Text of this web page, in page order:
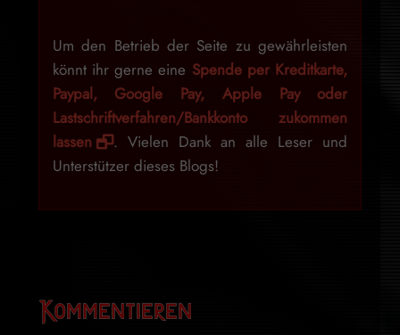
Um den Betrieb der Seite zu gewährleisten
könnt ihr gerne eine Spende per Kreditkarte,
Paypal, Google Pay, Apple Pay oder
Lastschriftverfahren/Bankkonto zukommen
lassen
. Vielen Dank an alle Leser und
Unterstützer dieses Blogs!
Kommentieren